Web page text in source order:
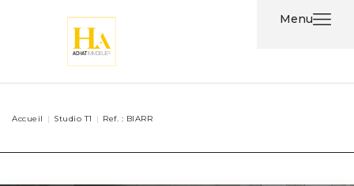
Menu
Accueil Studio T1 Ref. : BIARR